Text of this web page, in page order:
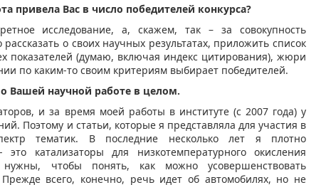
привела Вас в число победителей конкурса?
исследование, а, скажем, так – за совокупность
о своих научных результатах, приложить список
показателей (думаю, включая индекс цитирования), жюри
по каким-то своим критериям выбирает победителей.
Вашей научной работе в целом.
и за время моей работы в институте (с 2007 года) у
Поэтому и статьи, которые я представляла для участия в
тематик. В последние несколько лет я плотно
катализаторы для низкотемпературного окисления
нужны, чтобы понять, как можно усовершенствовать
всего, конечно, речь идет об автомобилях, но не